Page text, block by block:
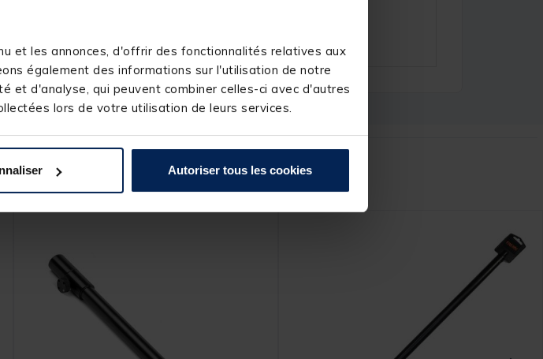
et les annonces, d'offrir des fonctionnalités relatives aux
également des informations sur l'utilisation de notre
et d'analyse, qui peuvent combiner celles-ci avec d'autres
lors de votre utilisation de leurs services.
Autoriser tous les cookies
vous intéresser :